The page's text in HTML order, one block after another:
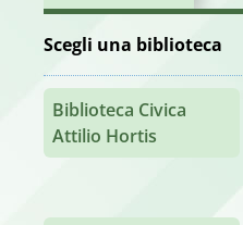
Scegli una biblioteca
Biblioteca Civica
Attilio Hortis